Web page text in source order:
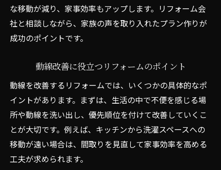
な移動が減り、家事効率もアップします。リフォーム会
社と相談しながら、家族の声を取り入れたプラン作りが
成功のポイントです。
動線改善に役立つリフォームのポイント
動線を改善するリフォームでは、いくつかの具体的なポ
イントがあります。まずは、生活の中で不便を感じる場
所や動線を洗い出し、優先順位を付けて改善していくこ
とが大切です。例えば、キッチンから洗濯スペースへの
移動が遠い場合は、間取りを見直して家事効率を高める
工夫が求められます。